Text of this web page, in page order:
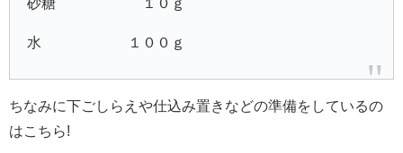
水 １００ｇ
ちなみに下ごしらえや仕込み置きなどの準備をしているの
はこちら!